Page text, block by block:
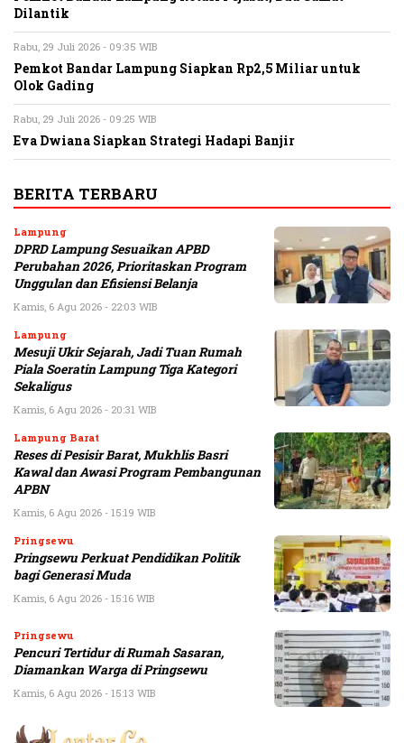
Dilantik
Rabu, 29 Juli 2026 - 09:35 WIB
Pemkot Bandar Lampung Siapkan Rp2,5 Miliar untuk
Olok Gading
Rabu, 29 Juli 2026 - 09:25 WIB
Eva Dwiana Siapkan Strategi Hadapi Banjir
BERITA TERBARU
Lampung
DPRD Lampung Sesuaikan APBD
Perubahan 2026, Prioritaskan Program
Unggulan dan Efisiensi Belanja
Kamis, 6 Agu 2026 - 22:03 WIB
Lampung
Mesuji Ukir Sejarah, Jadi Tuan Rumah
Piala Soeratin Lampung Tiga Kategori
Sekaligus
Kamis, 6 Agu 2026 - 20:31 WIB
Lampung Barat
Reses di Pesisir Barat, Mukhlis Basri
Kawal dan Awasi Program Pembangunan
APBN
Kamis, 6 Agu 2026 - 15:19 WIB
Pringsewu
Pringsewu Perkuat Pendidikan Politik
bagi Generasi Muda
Kamis, 6 Agu 2026 - 15:16 WIB
Pringsewu
Pencuri Tertidur di Rumah Sasaran,
Diamankan Warga di Pringsewu
Kamis, 6 Agu 2026 - 15:13 WIB